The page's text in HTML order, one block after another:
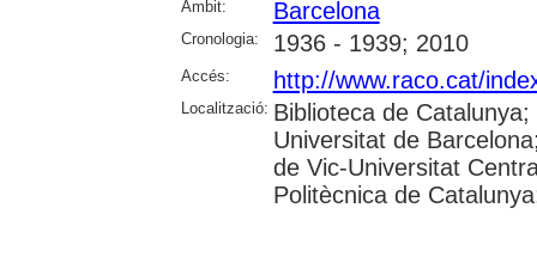
Àmbit: Barcelona
Cronologia: 1936 - 1939; 2010
Accés: http://www.raco.cat/
Localització: Biblioteca de
Universitat de
de Vic-Universitat
Politècnica de